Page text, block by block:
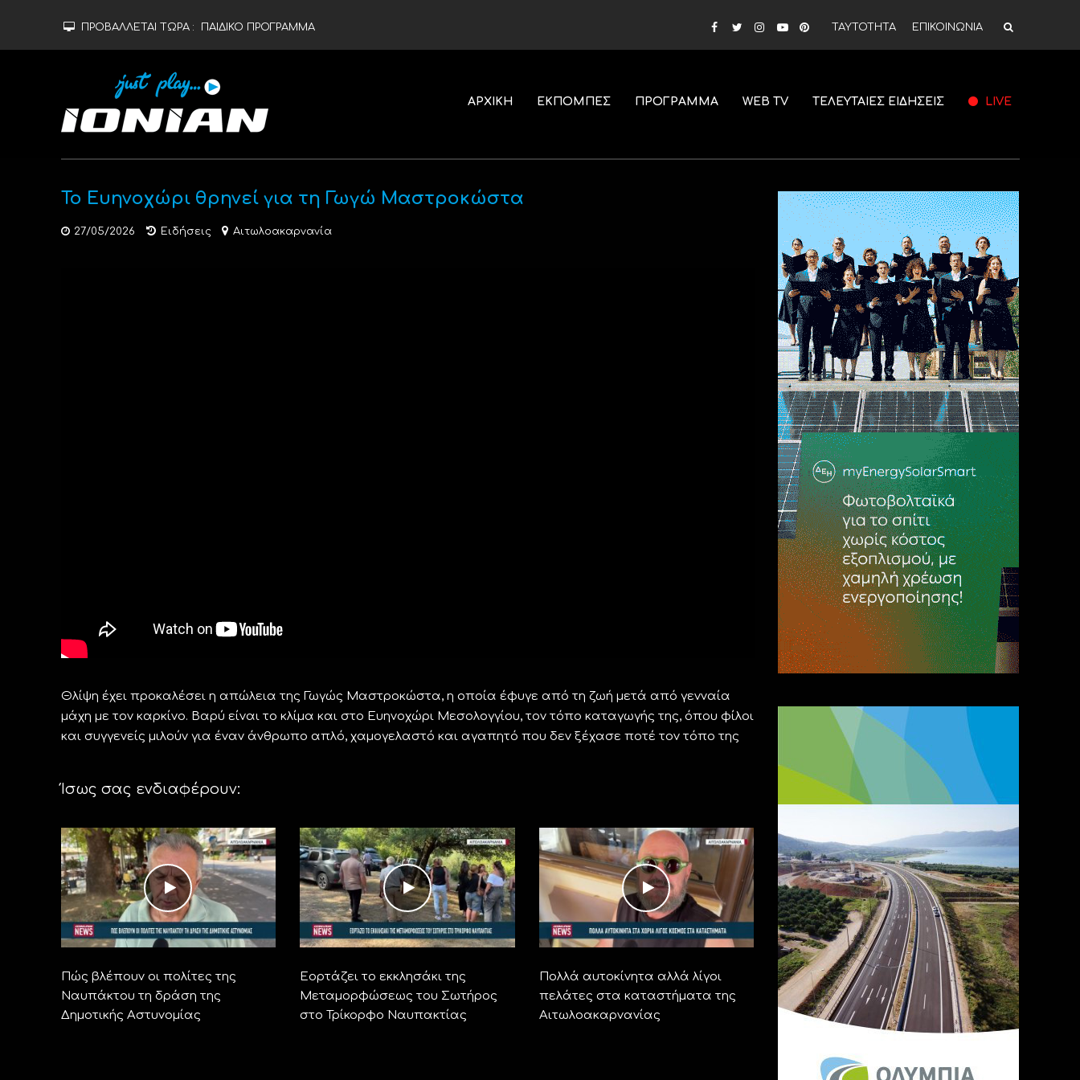
ΠΡΟΒΑΛΛΕΤΑΙ ΤΩΡΑ : ΠΑΙΔΙΚΟ ΠΡΟΓΡΑΜΜΑ ΤΑΥΤΟΤΗΤΑ ΕΠΙΚΟΙΝΩΝΙΑ
ΑΡΧΙΚΗ ΕΚΠΟΜΠΕΣ ΠΡΟΓΡΑΜΜΑ WEB TV ΤΕΛΕΥΤΑΙΕΣ ΕΙΔΗΣΕΙΣ LIVE
Το Ευηνοχώρι θρηνεί για τη Γωγώ Μαστροκώστα
27/05/2026 Ειδήσεις Αιτωλοακαρνανία
Θλίψη έχει προκαλέσει η απώλεια της Γωγώς Μαστροκώστα, η οποία έφυγε από τη ζωή μετά από γενναία
μάχη με τον καρκίνο. Βαρύ είναι το κλίμα και στο Ευηνοχώρι Μεσολογγίου, τον τόπο καταγωγής της, όπου φίλοι
και συγγενείς μιλούν για έναν άνθρωπο απλό, χαμογελαστό και αγαπητό που δεν ξέχασε ποτέ τον τόπο της
Ίσως σας ενδιαφέρουν:
Πώς βλέπουν οι πολίτες της
Ναυπάκτου τη δράση της
Δημοτικής Αστυνομίας
Εορτάζει το εκκλησάκι της
Μεταμορφώσεως του Σωτήρος
στο Τρίκορφο Ναυπακτίας
Πολλά αυτοκίνητα αλλά λίγοι
πελάτες στα καταστήματα της
Αιτωλοακαρνανίας